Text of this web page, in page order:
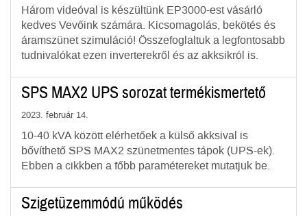
Három videóval is készültünk EP3000-est vásárló
kedves Vevőink számára. Kicsomagolás, bekötés és
áramszünet szimuláció! Összefoglaltuk a legfontosabb
tudnivalókat ezen inverterekről és az akksikról is.
SPS MAX2 UPS sorozat termékismertető
2023. február 14.
10-40 kVA között elérhetőek a külső akksival is
bővíthető SPS MAX2 szünetmentes tápok (UPS-ek).
Ebben a cikkben a főbb paramétereket mutatjuk be.
Szigetüzemmódú működés